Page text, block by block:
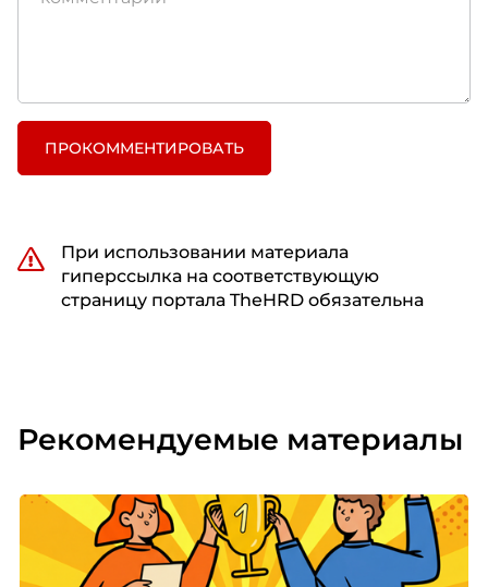
ПРОКОММЕНТИРОВАТЬ
При использовании материала
гиперссылка на соответствующую
страницу портала TheHRD обязательна
Рекомендуемые материалы